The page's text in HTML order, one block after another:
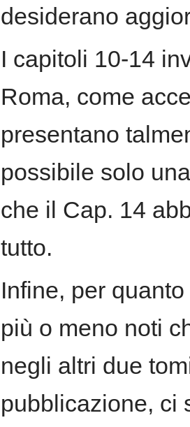
desiderano
I capitoli 10-14
Roma, come
presentano
possibile solo
che il Cap. 14
tutto.
Infine, per
più o meno noti
negli altri due
pubblicazione, ci